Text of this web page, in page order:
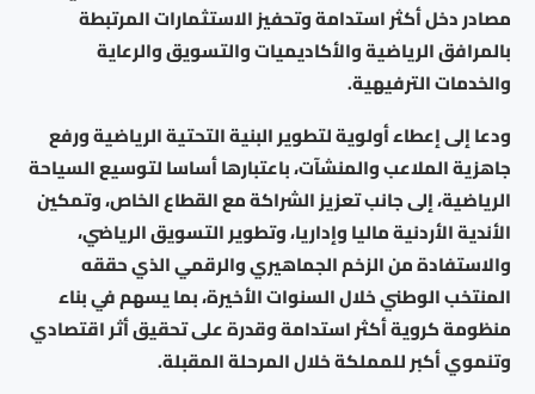
مصادر دخل أكثر استدامة وتحفيز الاستثمارات المرتبطة
بالمرافق الرياضية والأكاديميات والتسويق والرعاية
والخدمات الترفيهية.
ودعا إلى إعطاء أولوية لتطوير البنية التحتية الرياضية ورفع
جاهزية الملاعب والمنشآت، باعتبارها أساسا لتوسيع السياحة
الرياضية، إلى جانب تعزيز الشراكة مع القطاع الخاص، وتمكين
الأندية الأردنية ماليا وإداريا، وتطوير التسويق الرياضي،
والاستفادة من الزخم الجماهيري والرقمي الذي حققه
المنتخب الوطني خلال السنوات الأخيرة، بما يسهم في بناء
منظومة كروية أكثر استدامة وقدرة على تحقيق أثر اقتصادي
وتنموي أكبر للمملكة خلال المرحلة المقبلة.